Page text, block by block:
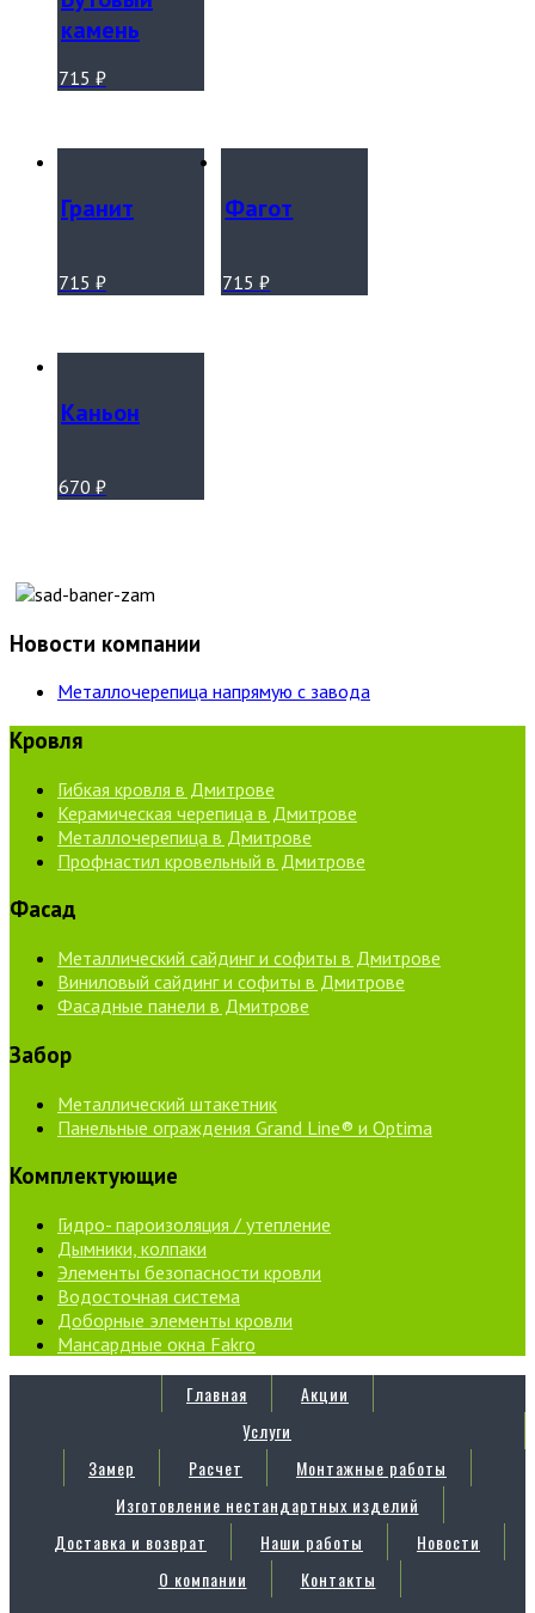
камень
715 ₽
Гранит
715 ₽
Фагот
715₽
Каньон
670 ₽
Новости компании
Металлочерепица напрямую с завода
Кровля
Гибкая кровля в Дмитрове
Керамическая черепица в Дмитрове
Металлочерепица в Дмитрове
Профнастил кровельный в Дмитрове
Фасад
Металлический сайдинг и софиты в Дмитрове
Виниловый сайдинг и софиты в Дмитрове
Фасадные панели в Дмитрове
Забор
Металлический штакетник
Панельные ограждения Grand Line® и Optima
Комплектующие
Гидро- пароизоляция / утепление
Дымники, колпаки
Элементы безопасности кровли
Водосточная система
Доборные элементы кровли
Мансардные окна Fakro
Главная
Акции
Услуги
Замер
Расчет
Монтажные работы
Изготовление нестандартных изделий
Доставка и возврат
Наши работы
Новости
О компании
Контакты